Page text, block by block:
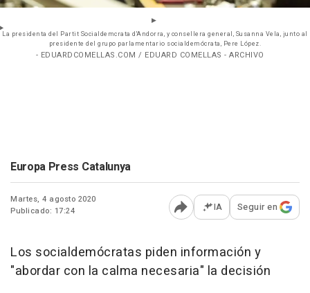
La presidenta del Partit Socialdemcrata d'Andorra, y consellera general, Susanna Vela, junto al
presidente del grupo parlamentario socialdemócrata, Pere López.
- EDUARDCOMELLAS.COM / EDUARD COMELLAS - ARCHIVO
Europa Press Catalunya
Martes, 4 agosto 2020
Publicado: 17:24
Abrir opciones para
IA Seguir en
Los socialdemócratas piden información y
"abordar con la calma necesaria" la decisión